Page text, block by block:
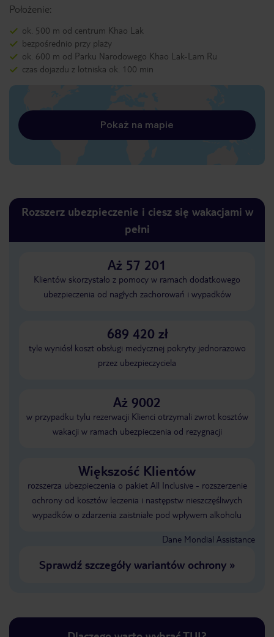
Położenie:
ok. 500 m od centrum Khao Lak
bezpośrednio przy plaży
ok. 600 m od Parku Narodowego Khao Lak-Lam Ru
czas dojazdu z lotniska ok. 100 min
Pokaż na mapie
Rozszerz ubezpieczenie i ciesz się wakacjami w
pełni
Aż 57 201
Klientów skorzystało z pomocy w ramach dodatkowego
ubezpieczenia od nagłych zachorowań i wypadków
689 420 zł
tyle wyniósł koszt obsługi medycznej pokryty jednorazowo
przez ubezpieczyciela
Aż 9002
w przypadku tylu rezerwacji Klienci otrzymali zwrot kosztów
wakacji w ramach ubezpieczenia od rezygnacji
Większość Klientów
rozszerza ubezpieczenia o pakiet All Inclusive - rozszerzenie
ochrony od kosztów leczenia i następstw nieszczęśliwych
wypadków o zdarzenia zaistniałe pod wpływem alkoholu
Dane Mondial Assistance
Sprawdź szczegóły wariantów ochrony»